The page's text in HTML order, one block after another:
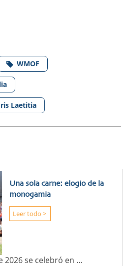
WMOF
Laetitia
Una sola carne: elogio de la
monogamia
2026 se celebró en ...
Leer todo >